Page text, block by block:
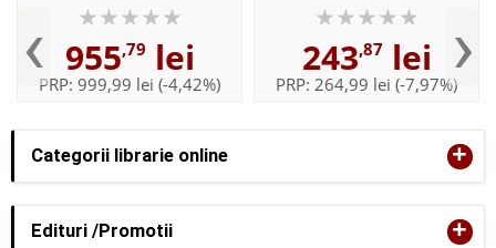
Categorii librarie online +
Edituri /Promotii +
‹ 955,79 lei
PRP: 999,99 lei (-4,42%)
uzina 42238, 457 piese
243,87lei
PRP: 264,99 lei (-7,97%)›